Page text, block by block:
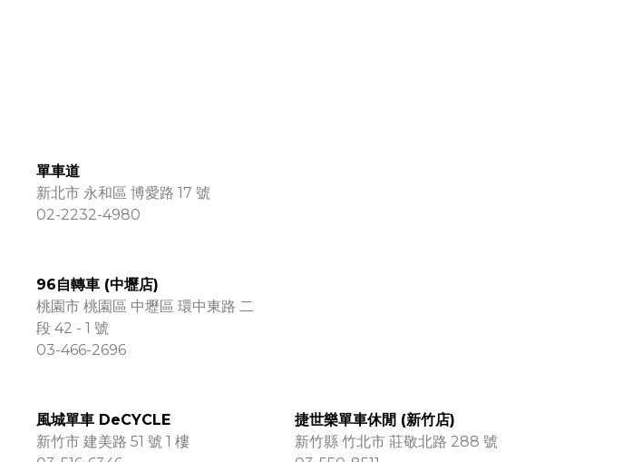
單車道
新北市 永和區 博愛路 17 號
02-2232-4980
96自轉車 (中壢店)
桃園市 桃園區 中壢區 環中東路 二
段 42 - 1 號
03-466-2696
風城單車 DeCYCLE
新竹市 建美路 51 號 1 樓
捷世樂單車休閒 (新竹店)
新竹縣 竹北市 莊敬北路 288 號